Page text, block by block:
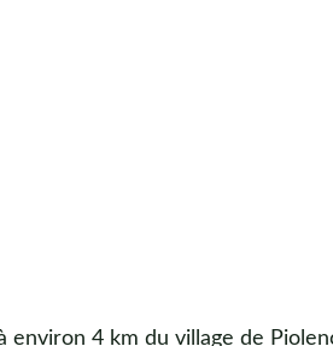
environ 4 km du village de